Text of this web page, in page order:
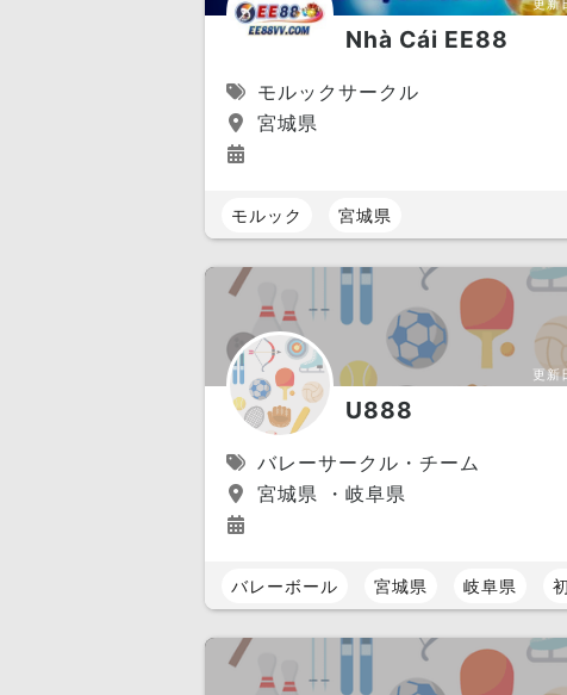
更新
Nhà Cái EE88
モルックサークル
宮城県
モルック 宮城県
更新
U888
バレーサークル・チーム
宮城県 ・岐阜県
バレーボール 宮城県 岐阜県